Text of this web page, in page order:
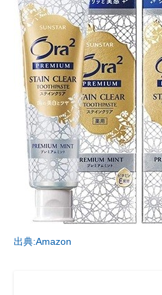
出典:Amazon